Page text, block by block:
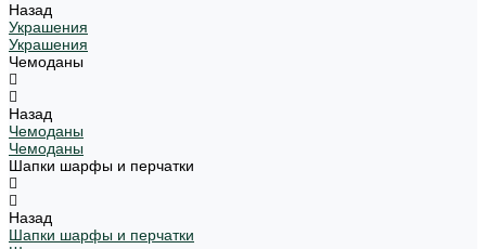
Назад
Украшения
Украшения
Чемоданы
Назад
Чемоданы
Чемоданы
Шапки шарфы и перчатки
Назад
Шапки шарфы и перчатки